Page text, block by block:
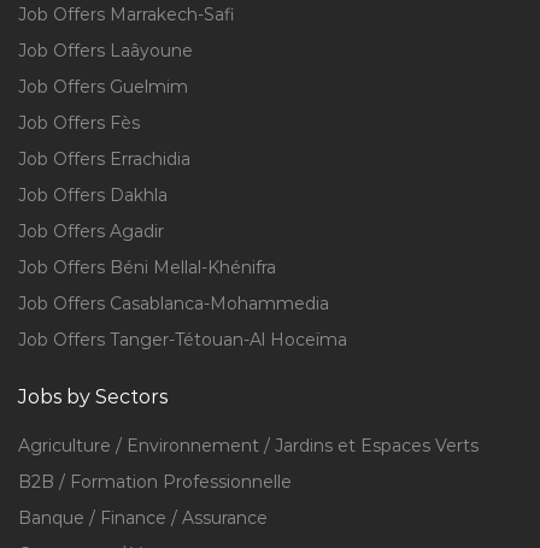
Job Offers Marrakech-Safi
Job Offers Laâyoune
Job Offers Guelmim
Job Offers Fès
Job Offers Errachidia
Job Offers Dakhla
Job Offers Agadir
Job Offers Béni Mellal-Khénifra
Job Offers Casablanca-Mohammedia
Job Offers Tanger-Tétouan-Al Hoceïma
Jobs by Sectors
Agriculture / Environnement / Jardins et Espaces Verts
B2B / Formation Professionnelle
Banque / Finance / Assurance